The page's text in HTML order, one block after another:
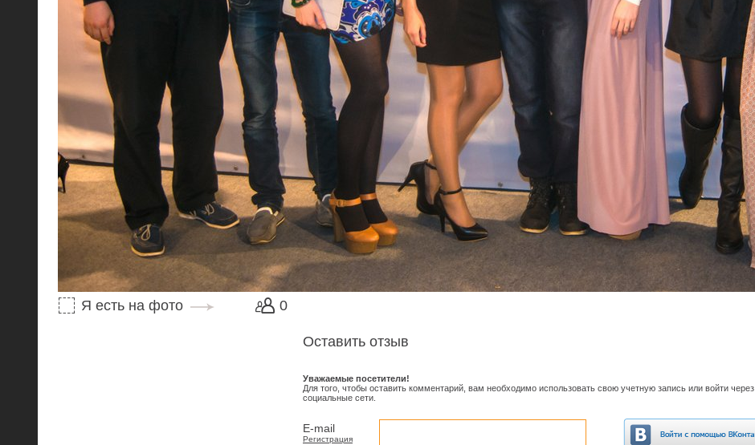
0
Я есть на фото
Оставить отзыв
Уважаемые посетители!
Для того, чтобы оставить комментарий, вам необходимо использовать свою учетную запись или войти через
социальные сети.
E-mail
Регистрация